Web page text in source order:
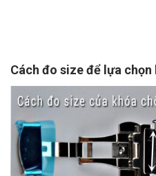
Cách đo size để lựa chọn